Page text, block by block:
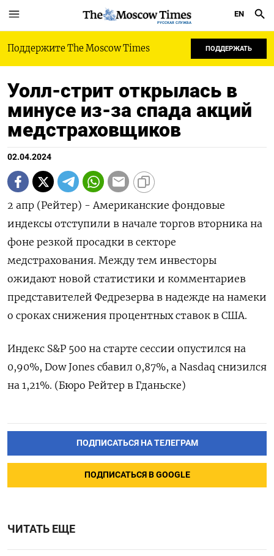
РУССКАЯ СЛУЖБА
EN
Поддержите The Moscow Times ПОДДЕРЖАТЬ
Уолл-стрит открылась в
минусе из-за спада акций
медстраховщиков
02.04.2024
2 апр (Рейтер) - Американские фондовые
индексы отступили в начале торгов вторника на
фоне резкой просадки в секторе
медстрахования. Между тем инвесторы
ожидают новой статистики и комментариев
представителей Федрезерва в надежде на намеки
о сроках снижения процентных ставок в США.
Индекс S&P 500 на старте сессии опустился на
0,90%, Dow Jones сбавил 0,87%, а Nasdaq снизился
на 1,21%. (Бюро Рейтер в Гданьске)
ПОДПИСАТЬСЯ НА ТЕЛЕГРАМ
ПОДПИСАТЬСЯ В GOOGLE
ЧИТАТЬ ЕЩЕ